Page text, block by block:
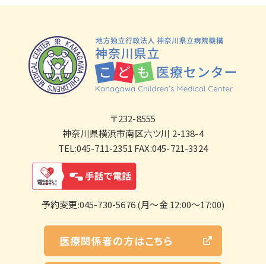
〒232-8555
神奈川県横浜市南区六ツ川 2-138-4
TEL:045-711-2351 FAX:045-721-3324
予約変更:045-730-5676 (月～金 12:00～17:00)
医療関係者の方はこちら